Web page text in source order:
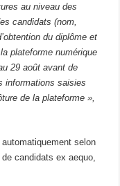
au niveau des
candidats (nom,
du diplôme et
plateforme numérique
29 août avant de
informations saisies
de la plateforme »,
selon
candidats ex aequo,